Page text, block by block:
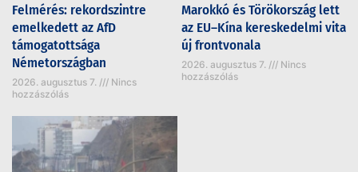
Felmérés: rekordszintre
emelkedett az AfD
támogatottsága
Németországban
2026. augusztus 7.
Nincs
hozzászólás
Marokkó és Törökország lett
az EU–Kína kereskedelmi vita
új frontvonala
2026. augusztus 7.
Nincs
hozzászólás